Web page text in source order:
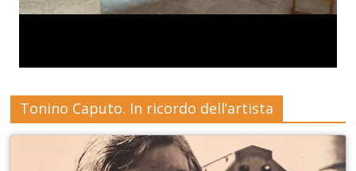
Tonino Caputo. In ricordo dell’artista